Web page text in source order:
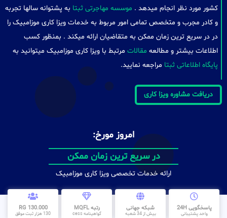
کشور مورد نظر انجام میدهد . موسسه مهاجرتی ثبتا به پشتوانه سالها تجربه
و کادر مجرب و متخصص تمامی امور مربوط به خدمات ویزا کاری موزامبیک را
در در سریع ترین زمان ممکن به متقاضیان ارائه میکند . بمنظور کسب
اطلاعات بیشتر و مطالعه مقالات مرتبط با ویزا کاری موزامبیک میتوانید به
پایگاه اطلاعاتی ثبتا مراجعه نمایید.
دریافت مشاوره ویزا کاری
امروز مورخ:
در سریع ترین زمان ممکن
ارائه خدمات تخصصی ویزا کاری موزامبیک
پاسخگویی 24H
واحد پشتیبانی
شبکه جهانی
بیش از 34 شعبه
رتبه MQFL
گواهینامه cess
130.000 RG
130 هزار ثبت موفق